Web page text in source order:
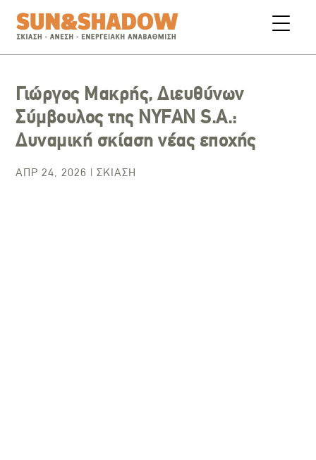
Γιώργος Μακρής, Διευθύνων
Σύμβουλος της NYFAN S.A.:
Δυναμική σκίαση νέας εποχής
ΑΠΡ 24, 2026 |ΣΚΊΑΣΗ